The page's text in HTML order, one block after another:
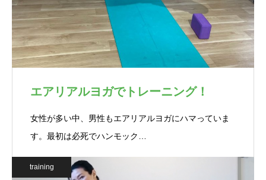
エアリアルヨガでトレーニング！
女性が多い中、男性もエアリアルヨガにハマっていま
す。最初は必死でハンモック…
training